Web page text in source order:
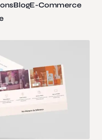
BlogE-Commerce